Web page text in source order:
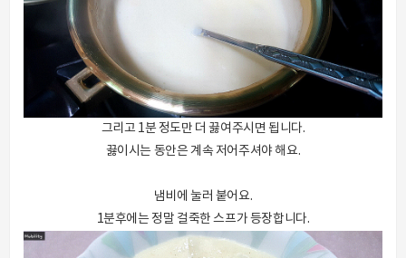
그리고 1분 정도만 더 끓여주시면 됩니다.
끓이시는 동안은 계속 저어주셔야 해요.
냄비에 눌러 붙어요.
1분후에는 정말 걸죽한 스프가 등장합니다.